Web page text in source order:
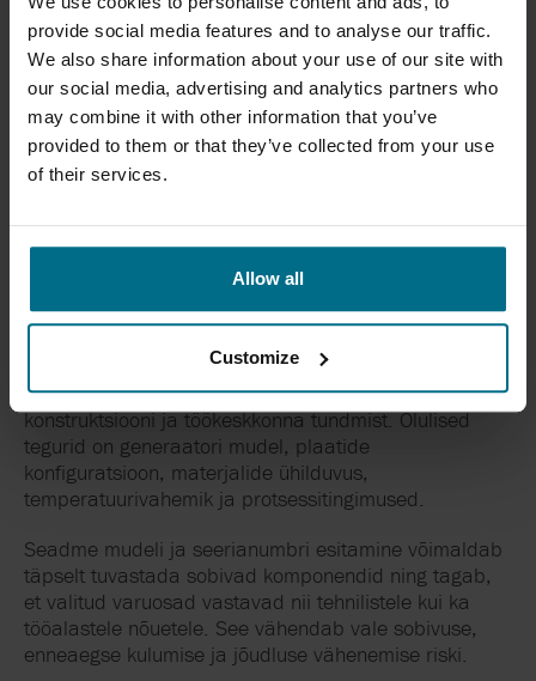
provide social media features and to analyse our traffic.
We also share information about your use of our site with
our social media, advertising and analytics partners who
may combine it with other information that you’ve
provided to them or that they’ve collected from your use
of their services.
Allow all
Customize
kontrollist. Kvaliteetsed varuosad toodetakse
määratletud tolerantside ja kontrollitud
materjalispetsifikatsioonide alusel, et tagada nende
sobivus nõudlikesse rakendustesse.
Jälgitavussüsteemid, näiteks elastomeerkomponentide
partiituvastus ja plaatide materjalimärgistus, tagavad
võimaldab siduda iga komponendi selle
materjaliomaduste ja tootmisandmetega, toetades nii
töökindlust kui ka hooldusdokumentatsiooni.
Õigete varuosade valimine eeldab seadme
konstruktsiooni ja töökeskkonna tundmist. Olulised
tegurid on generaatori mudel, plaatide
konfiguratsioon, materjalide ühilduvus,
temperatuurivahemik ja protsessitingimused.
Seadme mudeli ja seerianumbri esitamine võimaldab
täpselt tuvastada sobivad komponendid ning tagab,
et valitud varuosad vastavad nii tehnilistele kui ka
tööalastele nõuetele. See vähendab vale sobivuse,
enneaegse kulumise ja jõudluse vähenemise riski.